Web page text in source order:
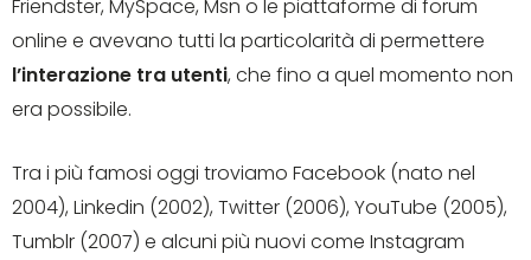
Friendster, MySpace, Msn o le piattaforme di forum
online e avevano tutti la particolarità di permettere
l’interazione tra utenti, che fino a quel momento non
era possibile.
Tra i più famosi oggi troviamo Facebook (nato nel
2004), Linkedin (2002), Twitter (2006), YouTube (2005),
Tumblr (2007) e alcuni più nuovi come Instagram